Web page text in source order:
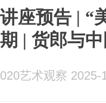
讲座预告 | “
期 | 货郎与
020艺术观察 2025-